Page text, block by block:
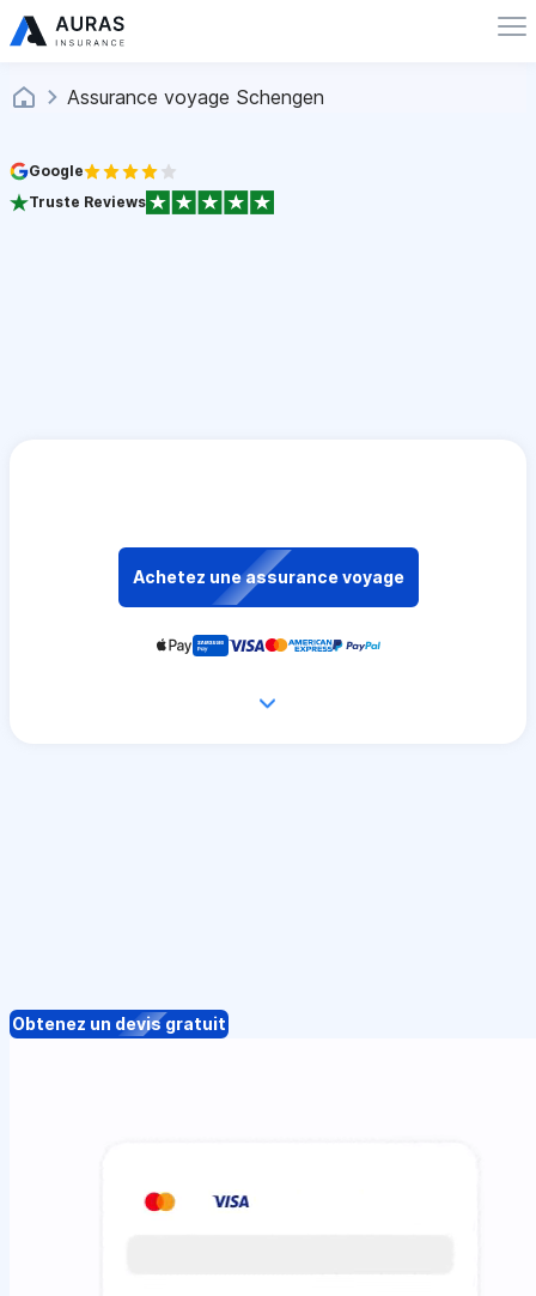
Assurance voyage Schengen
Google
Truste Reviews
Achetez une assurance voyage
Obtenez un devis gratuit